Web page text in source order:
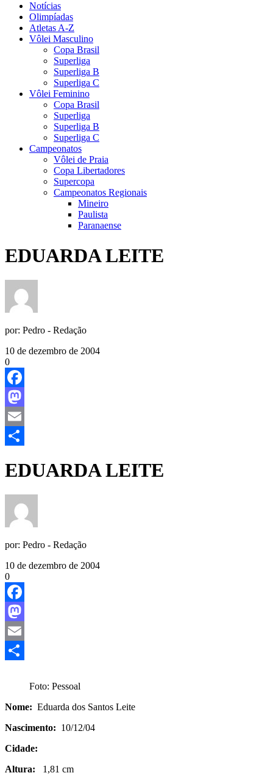
Notícias
Olimpíadas
Atletas A-Z
Vôlei Masculino
Copa Brasil
Superliga
Superliga B
Superliga C
Vôlei Feminino
Copa Brasil
Superliga
Superliga B
Superliga C
Campeonatos
Vôlei de Praia
Copa Libertadores
Supercopa
Campeonatos Regionais
Mineiro
Paulista
Paranaense
EDUARDA LEITE
por: Pedro - Redação
10 de dezembro de 2004
0
Facebook
Mastodon
Email
EDUARDA LEITE
por: Pedro - Redação
10 de dezembro de 2004
0
Facebook
Mastodon
Email
Foto: Pessoal
Nome: Eduarda dos Santos Leite
Nascimento: 10/12/04
Cidade:
Altura: 1,81 cm